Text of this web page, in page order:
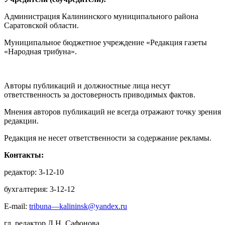
Администрация Калининского муниципального района
Саратовской области.
Муниципальное бюджетное учреждение «Редакция газеты
«Народная трибуна».
Авторы публикаций и должностные лица несут
ответственность за достоверность приводимых фактов.
Мнения авторов публикаций не всегда отражают точку зрения
редакции.
Редакция не несет ответственности за содержание рекламы.
Контакты:
редактор: 3-12-10
бухгалтерия: 3-12-12
E-mail: tribuna—kalininsk@yandex.ru
гл. редактор Л.Н. Сафонова